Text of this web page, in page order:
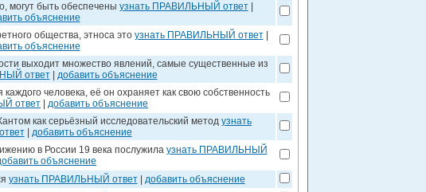
могут быть обеспечены узнать ПРАВИЛЬНЫЙ ответ|
объяснение
общества, этноса это узнать ПРАВИЛЬНЫЙ ответ|
объяснение
выходит множество явлений, самые существенные из
ответ| добавить объяснение
человека, её он охраняет как свою собственность
ответ
добавить объяснение
как серьёзный исследовательский метод узнать
| добавить объяснение
в России 19 века послужила узнать ПРАВИЛЬНЫЙ
объяснение
узнать ПРАВИЛЬНЫЙ ответ| добавить объяснение